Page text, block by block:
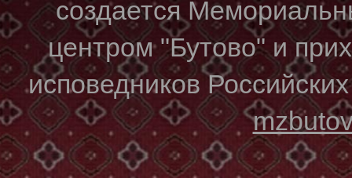
создается
центром "Бутово" и
исповедников